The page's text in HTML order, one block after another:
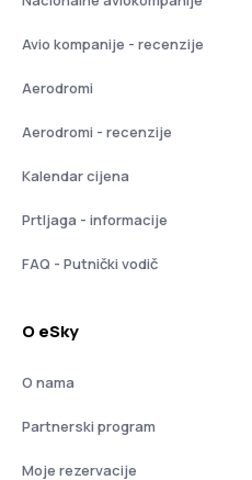
Avio kompanije - recenzije
Aerodromi
Aerodromi - recenzije
Kalendar cijena
Prtljaga - informacije
FAQ - Putnički vodič
O eSky
O nama
Partnerski program
Moje rezervacije